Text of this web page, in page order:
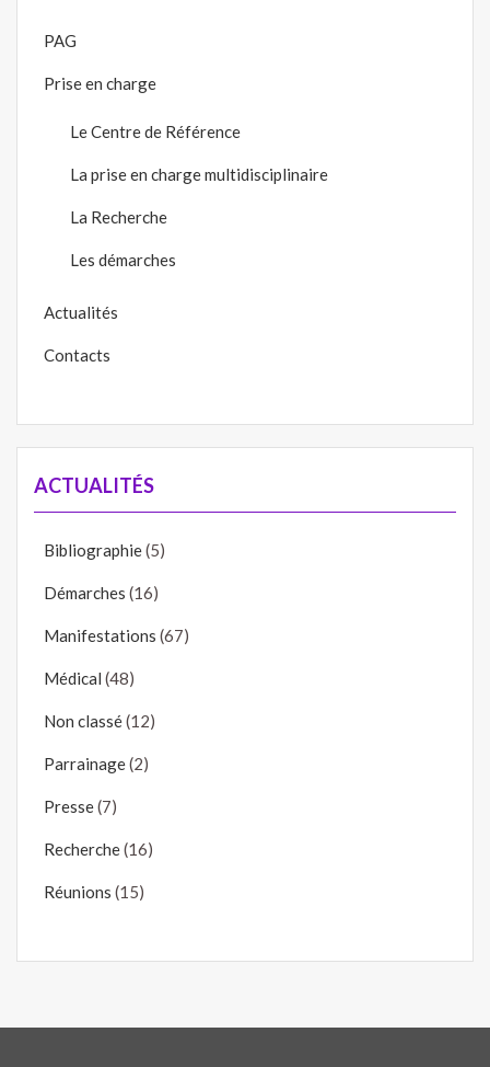
PAG
Prise en charge
Le Centre de Référence
La prise en charge multidisciplinaire
La Recherche
Les démarches
Actualités
Contacts
ACTUALITÉS
Bibliographie(5)
Démarches (16)
Manifestations (67)
Médical (48)
Non classé(12)
Parrainage(2)
Presse(7)
Recherche(16)
Réunions (15)